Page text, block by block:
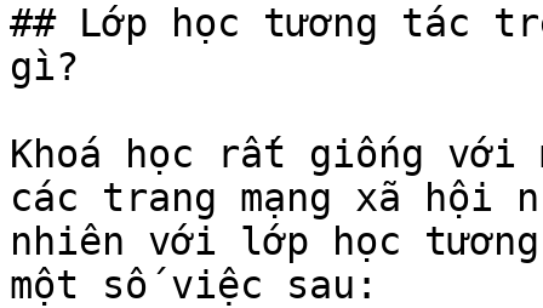
## Lớp học tương tác trên
gì?
Khoá học rất giống với
các trang mạng xã hội
nhiên với lớp học
một số việc sau: